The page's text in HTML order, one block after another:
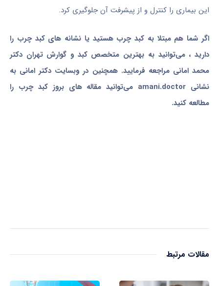
این بیماری را کنترل و از پیشرفت آن جلوگیری کرد.
اگر شما هم مبتلا به کبد چرب هستید یا نشانه های کبد چرب را
دارید ، می‌توانید به بهترین متخصص کبد و گوارش تهران دکتر
محمد امانی مراجعه فرمایید. همچنین در وبسایت دکتر امانی به
نشانی amani.doctor می‌توانید مقاله های بروز کبد چرب را
مطالعه کنید.
مقالات مرتبط